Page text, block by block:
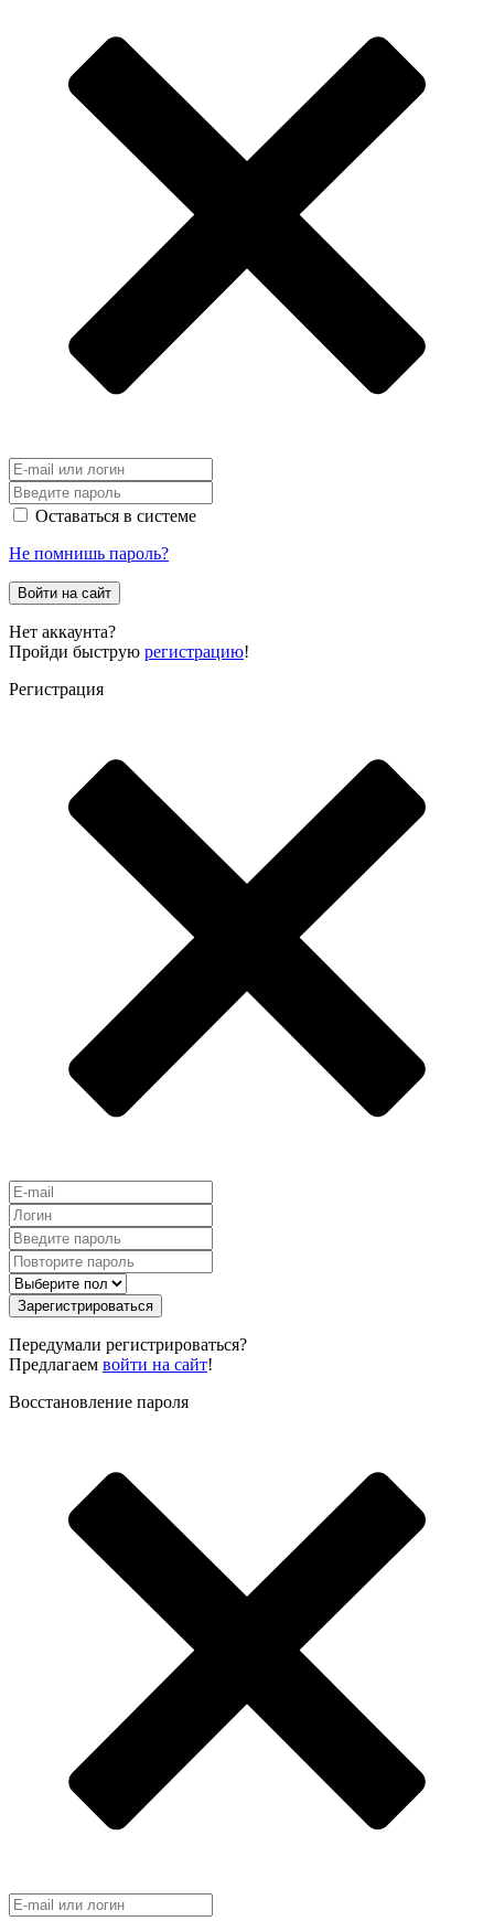
Оставаться в системе
Не помнишь пароль?
Войти на сайт
Нет аккаунта?
Пройди быструю регистрацию!
Регистрация
Зарегистрироваться
Передумали регистрироваться?
Предлагаем войти на сайт!
Восстановление пароля